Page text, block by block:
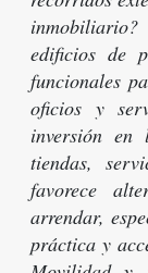
edificios de
funcionales
oficios y
inversión
tiendas,
favorece
arrendar,
práctica y